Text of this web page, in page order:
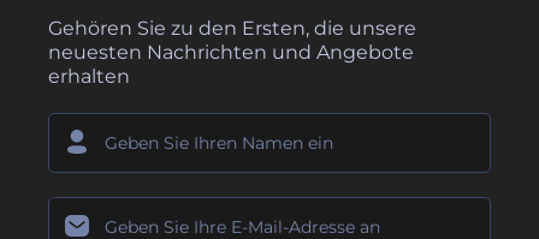
Gehören Sie zu den Ersten, die unsere
neuesten Nachrichten und Angebote
erhalten